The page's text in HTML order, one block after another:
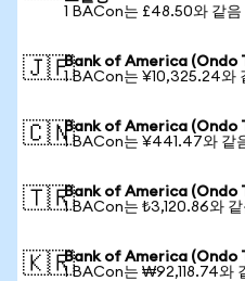
1 BACon는 £48.50와 같음
🇯🇵Bank of America (Ondo
1 BACon는 ¥10,325.24와
🇨🇳Bank of America (Ondo
1 BACon는 ¥441.47와 같
🇹🇷Bank of America (Ondo
1 BACon는 ₺3,120.86와 같
🇰🇷Bank of America (Ondo
1 BACon는 ₩92,118.74와